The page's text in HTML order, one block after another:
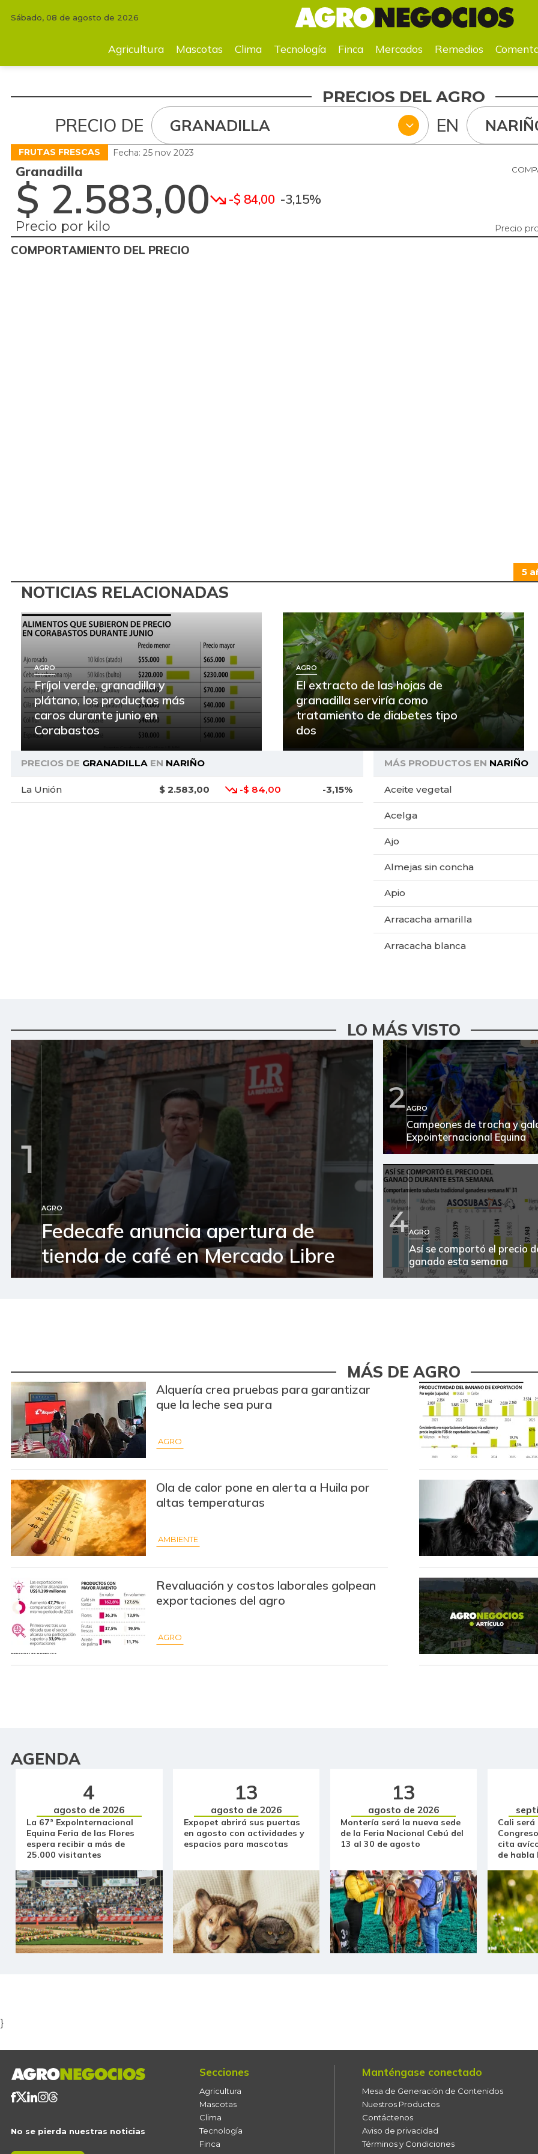
Mascotas Clima Tecnología Mercados Remedios Comentarios Agenda
Sábado, 08 de agosto de 2026
Agricultura Mascotas Clima Tecnología Finca Mercados Remedios
PRECIOS DEL AGRO
PRECIO DE GRANADILLA EN
FRUTAS FRESCAS Fecha: 25 nov 2023
Granadilla
$ 2.583,00 -$ 84,00 -3,15%
Precio por kilo
Precio
COMPORTAMIENTO DEL PRECIO
5
NOTICIAS RELACIONADAS
AGRO
Fríjol verde, granadilla y
plátano, los productos más
caros durante junio en
Corabastos
AGRO
El extracto de las hojas de
granadilla serviría como
tratamiento de diabetes tipo
dos
PRECIOS DE GRANADILLAEN NARIÑO
La Unión $ 2.583,00 -$ 84,00 -3,15%
MÁS PRODUCTOS EN NARIÑO
Aceite vegetal
Acelga
Ajo
Almejas sin concha
Apio
Arracacha amarilla
Arracacha blanca
Arveja verde
Arveja verde en vaina
Arveja verde seca
Atún en lata
Azúcar morena
Azúcar refinada
Banano criollo
Bola de brazo de res
Bola de pierna de res
Brazo sin hueso de cerdo
Calamar blanco entero
Calamar morado entero
Camarón Tigre precocido
Camarón Tití precocido
Cebolla cabezona blanca
Cebolla cabezona roja
Cebolla junca
Cebolla larga
Chatas de res
Chocolate amargo
Chócolo mazorca
Curuba
Curuba larga
Espinazo de cerdo
Falda de res
Filete congelado de corvina
Fríjol calima
Fríjol verde en vaina
Fécula de maíz
LO MÁS VISTO
1
AGRO
Fedecafe anuncia apertura de
tienda de café en Mercado Libre
2AGRO
Campeones de trocha y
Expointernacional Equina
4AGRO
Así se comportó el precio
ganado esta semana
MÁS DE AGRO
Alquería crea pruebas para garantizar
que la leche sea pura
AGRO
Ola de calor pone en alerta a Huila por
altas temperaturas
AMBIENTE
Revaluación y costos laborales golpean
exportaciones del agro
AGRO
AGENDA
4
agosto de 2026
La 67ª ExpoInternacional
Equina Feria de las Flores
espera recibir a más de
25.000 visitantes
13
agosto de 2026
Expopet abrirá sus puertas
en agosto con actividades y
espacios para mascotas
13
agosto de 2026
Montería será la nueva sede
de la Feria Nacional Cebú del
13 al 30 de agosto
Cali será
cita
de habla
}
No se pierda nuestras noticias
Secciones
Agricultura
Mascotas
Clima
Tecnología
Finca
Manténgase conectado
Mesa de Generación de Contenidos
Nuestros Productos
Contáctenos
Aviso de privacidad
Términos y Condiciones